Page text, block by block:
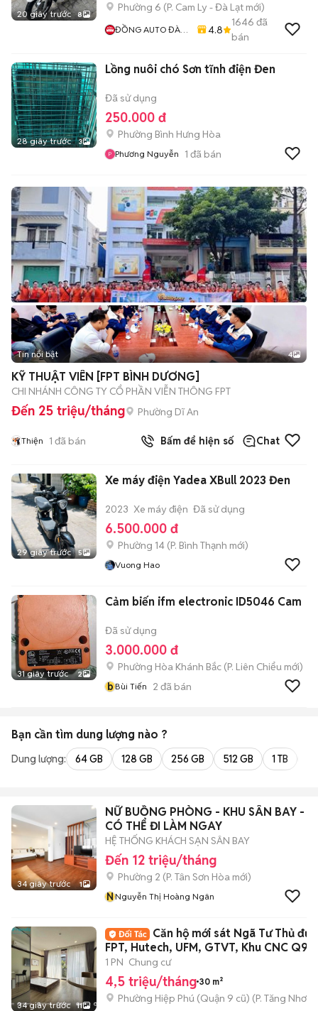
20 giây trước 8
Phường 6 (P. Cam Ly - Đà Lạt mới)
ĐỒNG AUTO ĐÀ
4.8
1646 đã
bán
28 giây trước 3
Lồng nuôi chó Sơn tĩnh điện Đen
Đã sử dụng
250.000 đ
Phường Bình Hưng Hòa
Phương Nguyễn 1 đã bán
Tin nổi bật 4
KỸ THUẬT VIÊN [FPT BÌNH DƯƠNG]
CHI NHÁNH CÔNG TY CỔ PHẦN VIỄN THÔNG FPT
Đến 25 triệu/tháng Phường Dĩ An
Thiện 1 đã bán Bấm để hiện số Chat
29 giây trước 5
Xe máy điện Yadea XBull 2023 Đen
2023 Xe máy điện Đã sử dụng
6.500.000 đ
Phường 14 (P. Bình Thạnh mới)
Vuong Hao
31 giây trước 2
Cảm biến ifm electronic ID5046 Cam
Đã sử dụng
3.000.000 đ
Phường Hòa Khánh Bắc (P. Liên Chiểu mới)
bBùi Tiến 2 đã bán
Bạn cần tìm dung lượng nào ?
Dung lượng: 64 GB 128 GB 256 GB 512 GB 1 TB
34 giây trước 1
NỮ BUỒNG PHÒNG - KHU SÂN BAY -
CÓ THỂ ĐI LÀM NGAY
HỆ THỐNG KHÁCH SẠN SÂN BAY
Đến 12 triệu/tháng
Phường 2 (P. Tân Sơn Hòa mới)
NNguyễn Thị Hoàng Ngân
34 giây trước 11
Căn hộ mới sát Ngã Tư Thủ
FPT, Hutech, UFM, GTVT, Khu CNC Q9
1 PN Chung cư
4,5 triệu/tháng 30 m²
Phường Hiệp Phú (Quận 9 cũ) (P. Tăng Nhơn